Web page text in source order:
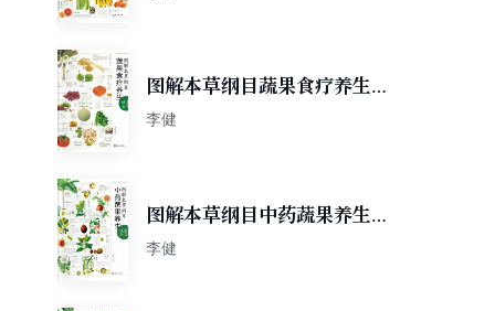
图解本草纲目蔬果食疗养生速
查全书
李健
图解本草纲目中药蔬果养生速
查全书
李健